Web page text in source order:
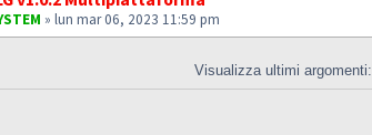
» lun mar 06, 2023 11:59 pm
Visualizza ultimi argomenti: